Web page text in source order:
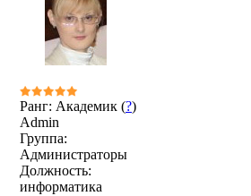
Ранг: Академик (?)
Admin
Группа:
Администраторы
Должность:
информатика